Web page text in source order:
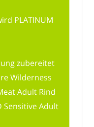
PLATINUM
zubereitet
Wilderness
Adult Rind
Sensitive Adult